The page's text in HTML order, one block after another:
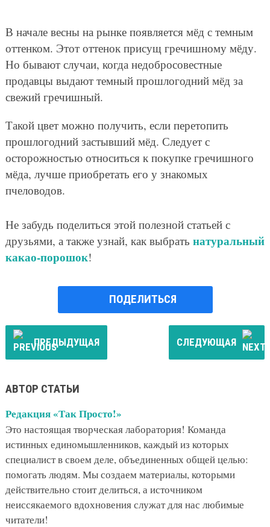
В начале весны на рынке появляется мёд с темным
оттенком. Этот оттенок присущ гречишному мёду.
Но бывают случаи, когда недобросовестные
продавцы выдают темный прошлогодний мёд за
свежий гречишный.
Такой цвет можно получить, если перетопить
прошлогодний застывший мёд. Следует с
осторожностью относиться к покупке гречишного
мёда, лучше приобретать его у знакомых
пчеловодов.
Не забудь поделиться этой полезной статьей с
друзьями, а также узнай, как выбрать натуральный
какао-порошок!
ПОДЕЛИТЬСЯ
ПРЕДЫДУЩАЯ СЛЕДУЮЩАЯ
АВТОР СТАТЬИ
Редакция «Так Просто!»
Это настоящая творческая лаборатория! Команда
истинных единомышленников, каждый из которых
специалист в своем деле, объединенных общей целью:
помогать людям. Мы создаем материалы, которыми
действительно стоит делиться, а источником
неиссякаемого вдохновения служат для нас любимые
читатели!